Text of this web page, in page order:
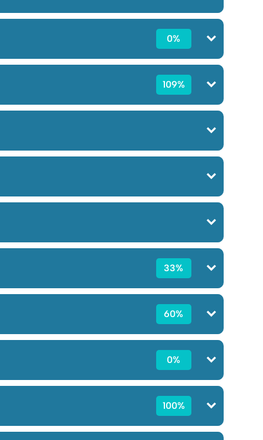
0%
109%
33%
60%
0%
100%